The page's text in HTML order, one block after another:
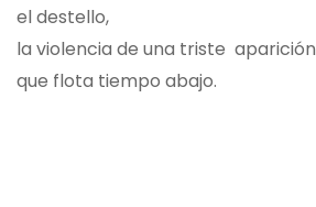
el destello,
la violencia de una triste aparición
que flota tiempo abajo.